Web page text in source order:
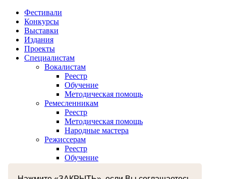
Фестивали
Конкурсы
Выставки
Издания
Проекты
Специалистам
Вокалистам
Реестр
Обучение
Методическая помощь
Ремесленникам
Реестр
Методическая помощь
Народные мастера
Режиссерам
Реестр
Обучение
Реестр